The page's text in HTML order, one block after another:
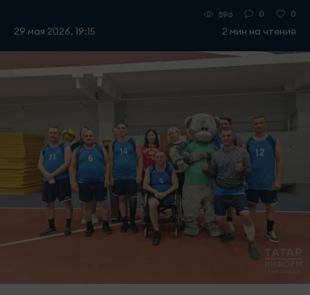
29 мая 2026, 19:15
596 0 0
2 мин на чтение